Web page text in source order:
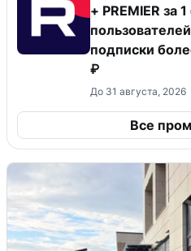
+ PREMIER за
подписки
₽
До 31 августа, 2026
Все